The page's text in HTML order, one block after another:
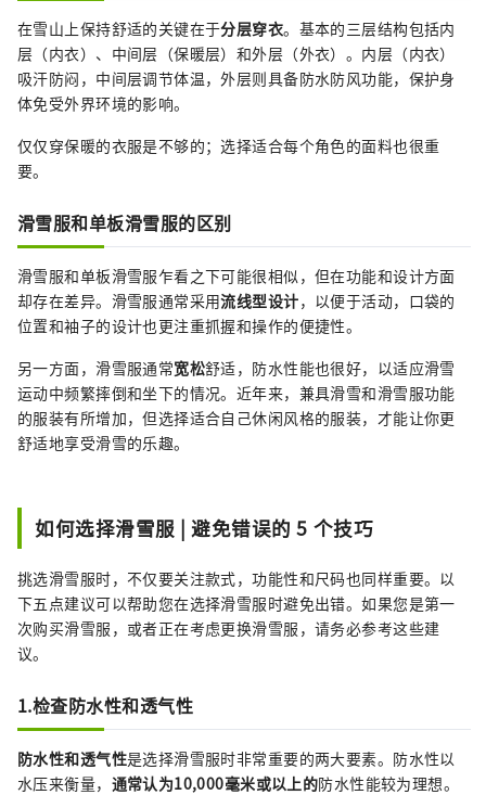
在雪山上保持舒适的关键在于分层穿衣。基本的三层结构包括内
层（内衣）、中间层（保暖层）和外层（外衣）。内层（内衣）
吸汗防闷，中间层调节体温，外层则具备防水防风功能，保护身
体免受外界环境的影响。
仅仅穿保暖的衣服是不够的；选择适合每个角色的面料也很重
要。
滑雪服和单板滑雪服的区别
滑雪服和单板滑雪服乍看之下可能很相似，但在功能和设计方面
却存在差异。滑雪服通常采用流线型设计，以便于活动，口袋的
位置和袖子的设计也更注重抓握和操作的便捷性。
另一方面，滑雪服通常宽松舒适，防水性能也很好，以适应滑雪
运动中频繁摔倒和坐下的情况。近年来，兼具滑雪和滑雪服功能
的服装有所增加，但选择适合自己休闲风格的服装，才能让你更
舒适地享受滑雪的乐趣。
如何选择滑雪服 | 避免错误的 5 个技巧
挑选滑雪服时，不仅要关注款式，功能性和尺码也同样重要。以
下五点建议可以帮助您在选择滑雪服时避免出错。如果您是第一
次购买滑雪服，或者正在考虑更换滑雪服，请务必参考这些建
议。
1.检查防水性和透气性
防水性和透气性是选择滑雪服时非常重要的两大要素。防水性以
水压来衡量， 通常认为10,000毫米或以上的防水性能较为理想。